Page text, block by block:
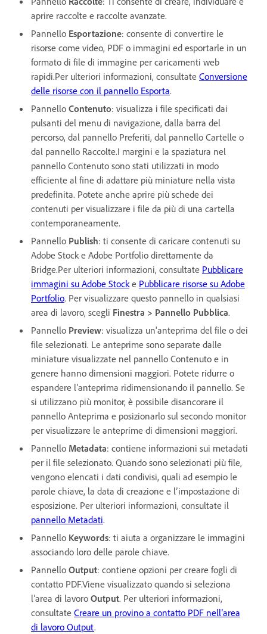
aprire raccolte e raccolte avanzate.
Pannello Esportazione: consente di convertire le
risorse come video, PDF o immagini ed esportarle in un
formato di file di immagine per caricamenti web
rapidi.Per ulteriori informazioni, consultate Conversione
delle risorse con il pannello Esporta.
Pannello Contenuto: visualizza i file specificati dai
pulsanti del menu di navigazione, dalla barra del
percorso, dal pannello Preferiti, dal pannello Cartelle o
dal pannello Raccolte.I margini e la spaziatura nel
pannello Contenuto sono stati utilizzati in modo
efficiente al fine di adattare più miniature nella vista
predefinita. Potete anche aprire più schede dei
contenuti per visualizzare i file da più di una cartella
contemporaneamente.
Pannello Publish: ti consente di caricare contenuti su
Adobe Stock e Adobe Portfolio direttamente da
Bridge.Per ulteriori informazioni, consultate Pubblicare
immagini su Adobe Stock e Pubblicare risorse su Adobe
Portfolio. Per visualizzare questo pannello in qualsiasi
area di lavoro, scegli Finestra > Pannello Pubblica.
Pannello Preview: visualizza un'anteprima del file o dei
file selezionati. Le anteprime sono separate dalle
miniature visualizzate nel pannello Contenuto e in
genere hanno dimensioni maggiori. Potete ridurre o
espandere l’anteprima ridimensionando il pannello. Se
si utilizzano più monitor, è possibile disancorare il
pannello Anteprima e posizionarlo sul secondo monitor
per visualizzare le anteprime di dimensioni maggiori.
Pannello Metadata: contiene informazioni sui metadati
per il file selezionato. Quando sono selezionati più file,
vengono elencati i dati condivisi, quali ad esempio le
parole chiave, la data di creazione e l’impostazione di
esposizione. Per ulteriori informazioni, consultate il
pannello Metadati.
Pannello Keywords: ti aiuta a organizzare le immagini
associando loro delle parole chiave.
Pannello Output: contiene opzioni per creare fogli di
contatto PDF.Viene visualizzato quando si seleziona
l’area di lavoro Output. Per ulteriori informazioni,
consultate Creare un provino a contatto PDF nell’area
di lavoro Output.